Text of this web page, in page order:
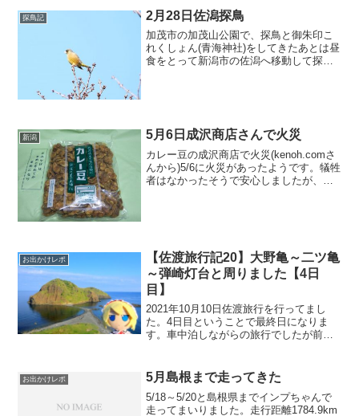
探鳥記 2月28日佐潟探鳥
加茂市の加茂山公園で、探鳥と御朱印こ
れくしょん(青海神社)をしてきたあとは昼
食をとって新潟市の佐潟へ移動して探鳥
新潟 5月6日成沢商店さんで火災
カレー豆の成沢商店で火災(kenoh.comさ
んから)5/6に火災があったようです。犠牲
者はなかったそうで安心しましたが、シ
お出かけレポ
【佐渡旅行記20】大野亀～二ツ亀
～弾崎灯台と周りました【4日
目】
2021年10月10日佐渡旅行を行ってまし
た。4日目ということで最終日になりま
す。車中泊しながらの旅行でしたが前回
朝6時ころに起床しましたが昨晩の強風は
嘘のように穏や...
お出かけレポ 5月島根まで走ってきた
5/18～5/20と島根県までインプちゃんで
走ってまいりました。走行距離1784.9km